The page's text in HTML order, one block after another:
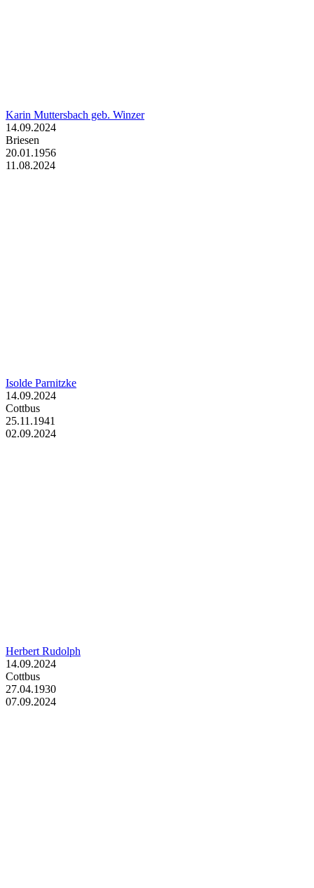
Karin Muttersbach geb. Winzer
14.09.2024
Briesen
20.01.1956
11.08.2024
Isolde Parnitzke
14.09.2024
Cottbus
25.11.1941
02.09.2024
Herbert Rudolph
14.09.2024
Cottbus
27.04.1930
07.09.2024